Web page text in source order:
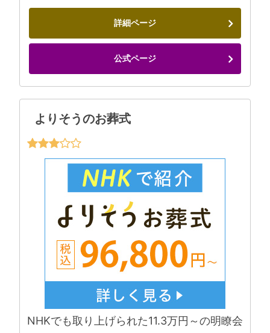
詳細ページ
公式ページ
よりそうのお葬式
NHKでも取り上げられた11.3万円～の明瞭会